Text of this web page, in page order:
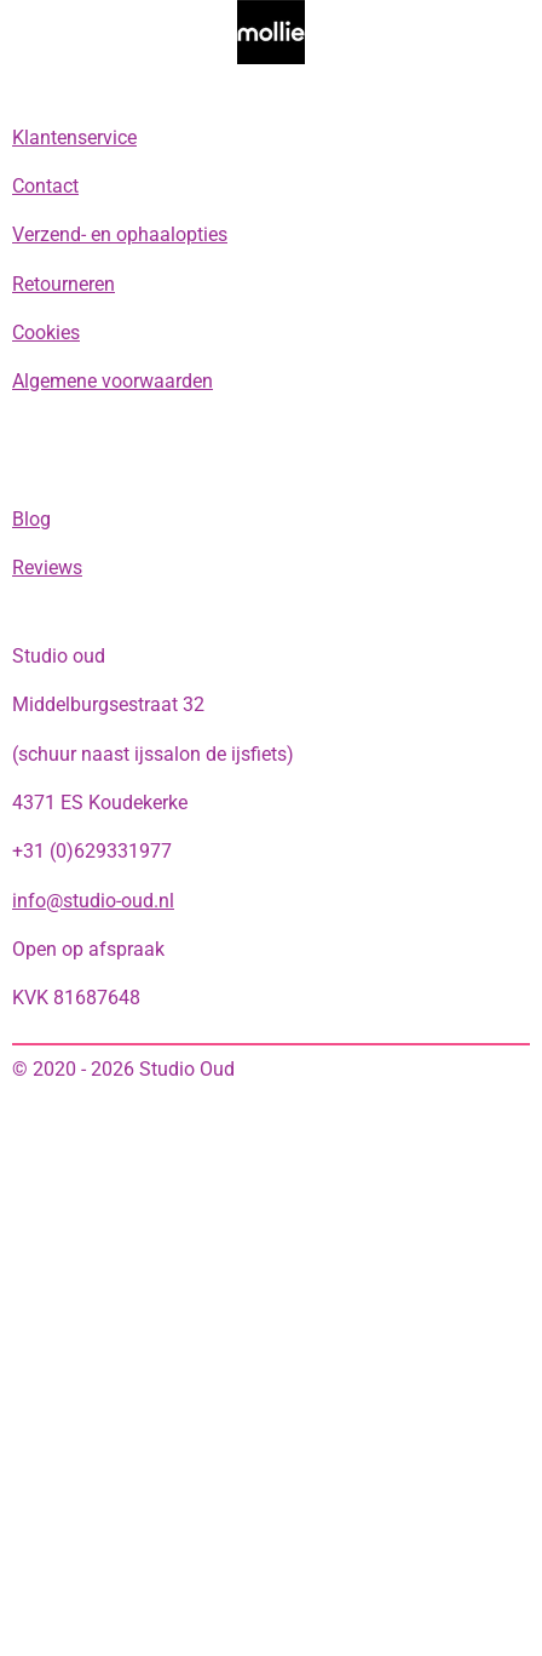
a
m
Klantenservice
Contact
Verzend- en ophaalopties
Retourneren
Cookies
Algemene voorwaarden
Blog
Reviews
Studio oud
Middelburgsestraat 32
(schuur naast ijssalon de ijsfiets)
4371 ES Koudekerke
+31 (0)629331977
info@studio-oud.nl
Open op afspraak
KVK 81687648
© 2020 - 2026 Studio Oud